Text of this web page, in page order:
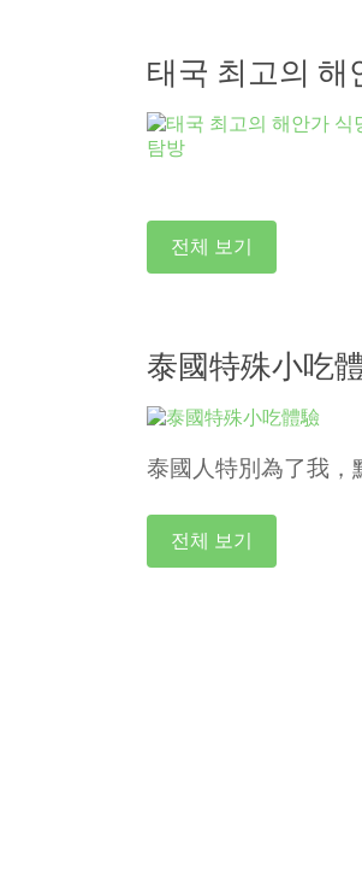
태국 최고의 해
전체 보기
泰國特殊小吃
泰國人特別為了我
전체 보기